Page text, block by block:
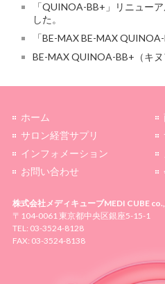
「QUINOA-BB+」リニュー
した。
「BE-MAX BE-MAX
BE-MAX QUINOA-BB+（キ
ホーム
サロン経営サプリ
インフォメーション
お問い合わせ
株式会社メディキューブMEDI CUBE
〒104-0061 東京都中央区銀座5-15-1
TEL: 03-3524-8128
FAX: 03-3524-8138